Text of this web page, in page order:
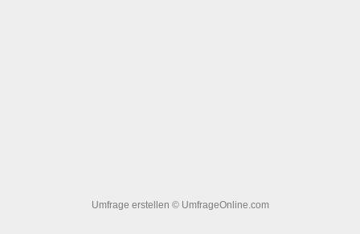
Umfrage erstellen © UmfrageOnline.com